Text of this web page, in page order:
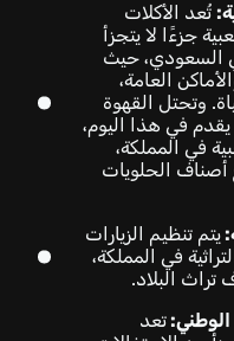
تُعد الأكلات
جزءًا لا يتجزأ
السعودي، حيث
العامة،
وتحتل القهوة
يقدم في هذا اليوم،
في المملكة،
الحلويات
يتم تنظيم الزيارات
في المملكة،
البلاد.
الوطني: تعد